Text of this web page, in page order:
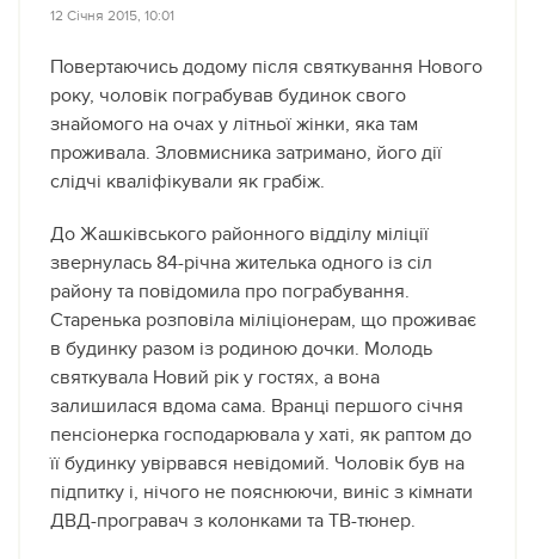
12 Січня 2015, 10:01
Повертаючись додому після святкування Нового
року, чоловік пограбував будинок свого
знайомого на очах у літньої жінки, яка там
проживала. Зловмисника затримано, його дії
слідчі кваліфікували як грабіж.
До Жашківського районного відділу міліції
звернулась 84-річна жителька одного із сіл
району та повідомила про пограбування.
Старенька розповіла міліціонерам, що проживає
в будинку разом із родиною дочки. Молодь
святкувала Новий рік у гостях, а вона
залишилася вдома сама. Вранці першого січня
пенсіонерка господарювала у хаті, як раптом до
її будинку увірвався невідомий. Чоловік був на
підпитку і, нічого не пояснюючи, виніс з кімнати
ДВД-програвач з колонками та ТВ-тюнер.